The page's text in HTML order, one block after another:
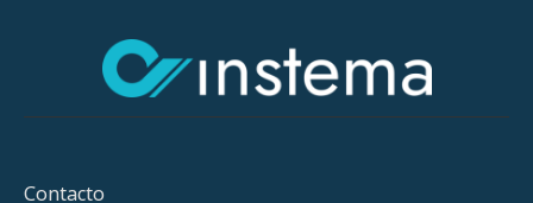
Contacto